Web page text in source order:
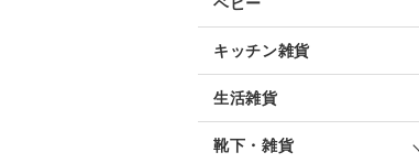
キッチン雑貨
生活雑貨
靴下・雑貨